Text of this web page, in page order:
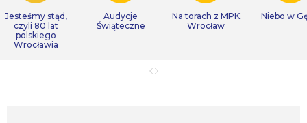
Jesteśmy stąd,
czyli 80 lat
polskiego
Wrocławia
Audycje
Świąteczne
Na torach z MPK
Wrocław
Niebo w